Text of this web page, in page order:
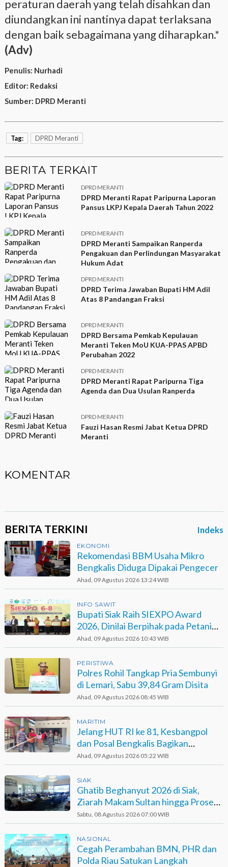
peraturan daerah yang telah disahkan dan
diundangkan ini nantinya dapat terlaksana
dengan baik sebagaimana yang diharapkan.*
(Adv)
Penulis: Nurhadi
Editor: Redaksi
Sumber: DPRD Meranti
Tag: DPRD Meranti
BERITA TERKAIT
DPRD MERANTI
DPRD Meranti Rapat Paripurna Laporan
Pansus LKPJ Kepala Daerah Tahun 2022
DPRD MERANTI
DPRD Meranti Sampaikan Ranperda
Pengakuan dan Perlindungan Masyarakat
Hukum Adat
DPRD MERANTI
DPRD Terima Jawaban Bupati HM Adil
Atas 8 Pandangan Fraksi
DPRD MERANTI
DPRD Bersama Pemkab Kepulauan
Meranti Teken MoU KUA-PPAS APBD
Perubahan 2022
DPRD MERANTI
DPRD Meranti Rapat Paripurna Tiga
Agenda dan Dua Usulan Ranperda
DPRD MERANTI
Fauzi Hasan Resmi Jabat Ketua DPRD
Meranti
KOMENTAR
BERITA TERKINI Indeks
EKONOMI
Rekomendasi BBM Usaha Mikro
Bengkalis Diduga Dipakai Pengecer
Ahad, 09 Agustus 2026 13:24 WIB
INFO SAWIT
Bupati Siak Raih SIEXPO Award
2026, Dinilai Berpihak pada Petani
Sawit
Ahad, 09 Agustus 2026 10:43 WIB
PERISTIWA
Polres Rohil Tangkap Pria Sembunyi
di Lemari, Sabu 39,84 Gram Disita
Ahad, 09 Agustus 2026 08:45 WIB
MARITIM
Jelang HUT RI ke 81, Kesbangpol
dan Posal Bengkalis Bagikan
Bendera ke Warga Pesisir
Ahad, 09 Agustus 2026 05:22 WIB
SIAK
Ghatib Beghanyut 2026 di Siak,
Ziarah Makam Sultan hingga Prosesi
di Sungai
Sabtu, 08 Agustus 2026 07:00 WIB
NASIONAL
Cegah Perambahan BMN, PHR dan
Polda Riau Satukan Langkah